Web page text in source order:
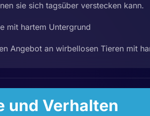
sie sich tagsüber verstecken kann.
mit hartem Untergrund
Angebot an wirbellosen Tieren mit
und Verhalten